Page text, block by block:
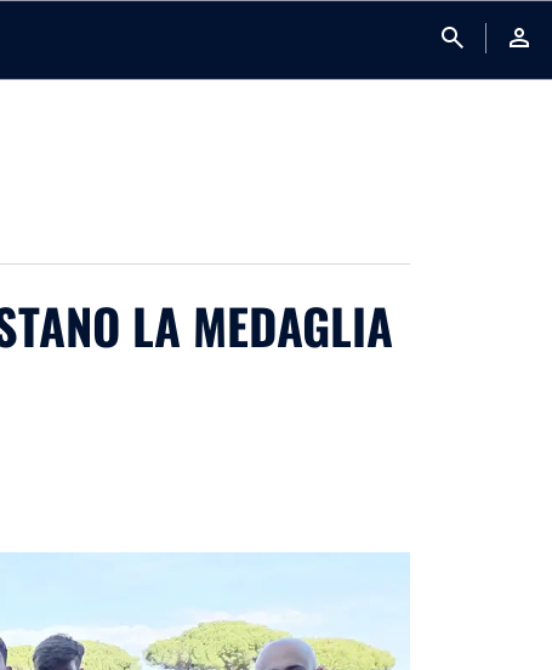
search person
LA MEDAGLIA